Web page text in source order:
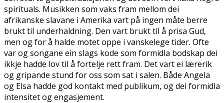
spirituals. Musikken som vaks fram mellom dei
afrikanske slavane i Amerika vart på ingen måte berre
brukt til underhaldning. Den vart brukt til å prisa Gud,
men og for å halde motet oppe i vanskelege tider. Ofte
var og songane ein slags kode som formidla bodskap dei
ikkje hadde lov til å fortelje rett fram. Det vart ei lærerik
og gripande stund for oss som sat i salen. Både Angela
og Elsa hadde god kontakt med publikum, og dei formidla
intensitet og engasjement.